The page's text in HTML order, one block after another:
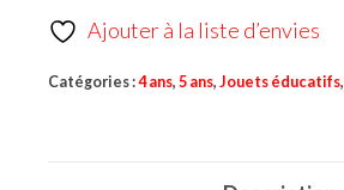
Ajouter à la liste d’envies
Catégories :4 ans, 5 ans, Jouets éducatifs,